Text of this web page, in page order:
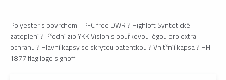
Polyester s povrchem - PFC free DWR ? Highloft Syntetické
zateplení ? Přední zip YKK Vislon s bouřkovou légou pro extra
ochranu ? Hlavní kapsy se skrytou patentkou ? Vnitřníí kapsa ? HH
1877 flag logo signoff